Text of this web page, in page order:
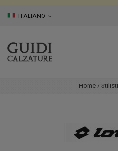
ITALIANO
Home / Stilisti